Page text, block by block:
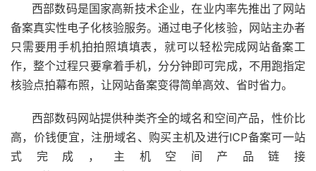
西部数码是国家高新技术企业，在业内率先推出了网站
备案真实性电子化核验服务。通过电子化核验，网站主办者
只需要用手机拍拍照填填表，就可以轻松完成网站备案工
作，整个过程只要拿着手机，分分钟即可完成，不用跑指定
核验点拍幕布照，让网站备案变得简单高效、省时省力。
西部数码网站提供种类齐全的域名和空间产品，性价比
高，价钱便宜，注册域名、购买主机及进行ICP备案可一站
式完成，主机空间产品链接